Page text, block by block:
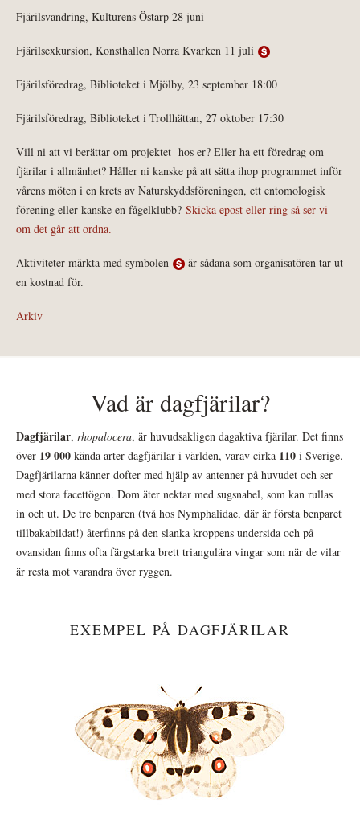
Fjärilsvandring, Kulturens Östarp 28 juni
Fjärilsexkursion, Konsthallen Norra Kvarken 11 juli
Fjärilsföredrag, Biblioteket i Mjölby, 23 september 18:00
Fjärilsföredrag, Biblioteket i Trollhättan, 27 oktober 17:30
Vill ni att vi berättar om projektet hos er? Eller ha ett föredrag om
fjärilar i allmänhet? Håller ni kanske på att sätta ihop programmet inför
vårens möten i en krets av Naturskyddsföreningen, ett entomologisk
förening eller kanske en fågelklubb? Skicka epost eller ring så ser vi
om det går att ordna.
Aktiviteter märkta med symbolen
är sådana som organisatören tar ut
en kostnad för.
Arkiv
Vad är dagfjärilar?
Dagfjärilar, rhopalocera, är huvudsakligen dagaktiva fjärilar. Det finns
över 19 000 kända arter dagfjärilar i världen, varav cirka 110 i Sverige.
Dagfjärilarna känner dofter med hjälp av antenner på huvudet och ser
med stora facettögon. Dom äter nektar med sugsnabel, som kan rullas
in och ut. De tre benparen (två hos Nymphalidae, där är första benparet
tillbakabildat!) återfinns på den slanka kroppens undersida och på
ovansidan finns ofta färgstarka brett triangulära vingar som när de vilar
är resta mot varandra över ryggen.
EXEMPEL PÅ DAGFJÄRILAR